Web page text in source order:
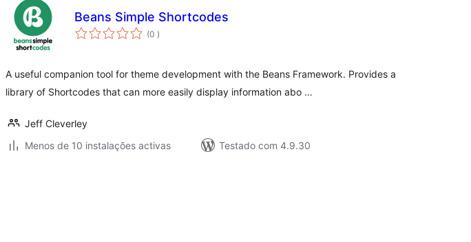
Beans Simple Shortcodes
(0 classificações
)
A useful companion tool for theme development with the Beans Framework. Provides a
library of Shortcodes that can more easily display information abo …
Jeff Cleverley
Menos de 10 instalações activas
Testado com 4.9.30